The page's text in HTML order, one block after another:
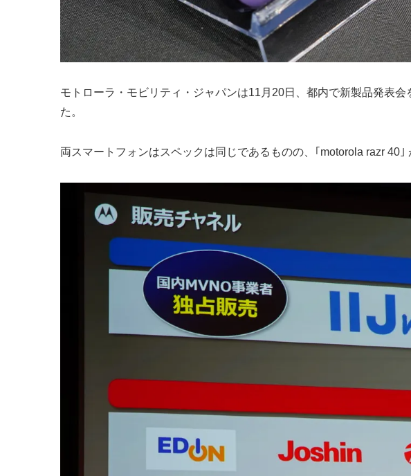
モトローラ・モビリティ・ジャパンは11月20日、都内で新製品発表
た。
両スマートフォンはスペックは同じであるものの、｢motorola razr 40